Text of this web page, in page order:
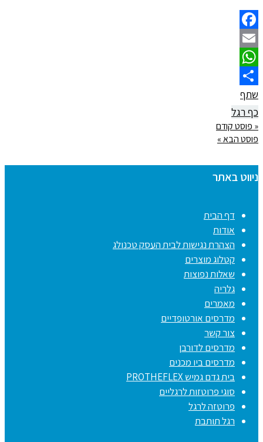
Facebook
Email
WhatsApp
שתף
כף רגל
« פוסט קודם
פוסט הבא »
ניווט באתר
דף הבית
אודות
הצהרת נגישות לבית העסק טכנולג
קטלוג מוצרים
שאלות נפוצות
גלריה
מאמרים
מדרסים אורטופדיים
צור קשר
מדרסים לדורבן
מדרסים ביו מכנים
בית גדם גמיש PROTHEFLEX
סוגי פרוטזות לרגליים
פרוטזה לרגל
רגל תותבת